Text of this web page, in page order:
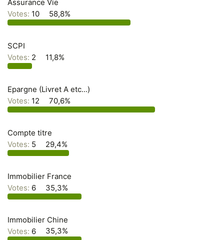
l
a
d
c
u
s
o
n
b
t
Assurance Vie
Votes: 10 58,8%
SCPI
Votes: 2 11,8%
Epargne (Livret A etc...)
Votes: 12 70,6%
Compte titre
Votes: 5 29,4%
Immobilier France
Votes: 6 35,3%
Immobilier Chine
Votes: 6 35,3%